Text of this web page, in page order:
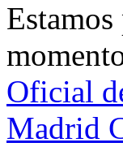
Oficial
Madrid